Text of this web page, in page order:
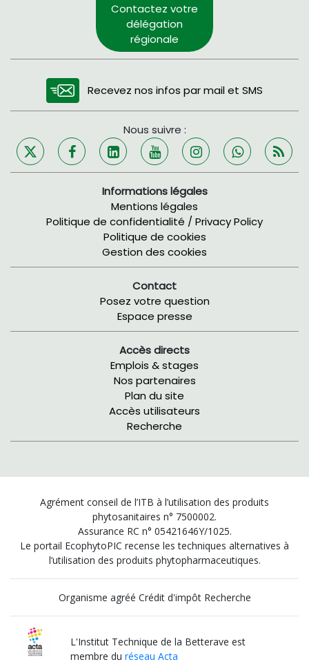
Contactez votre
délégation
régionale
Recevez nos infos par mail et SMS
Nous suivre :
Informations légales
Mentions légales
Politique de confidentialité / Privacy Policy
Politique de cookies
Gestion des cookies
Contact
Posez votre question
Espace presse
Accès directs
Emplois & stages
Nos partenaires
Plan du site
Accès utilisateurs
Recherche
Agrément conseil de l’ITB à l’utilisation des produits
phytosanitaires n° 7500002.
Assurance RC n° 05421646Y/1025.
Le portail EcophytoPIC recense les techniques alternatives à
l’utilisation des produits phytopharmaceutiques.
Organisme agréé Crédit d'impôt Recherche
L'Institut Technique de la Betterave est
membre duréseau Acta